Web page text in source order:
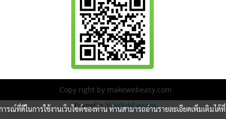
Copy right by makewebeasy.com
Powered by MakeWebEasy.com
ณ์ที่ดีในการใช้งานเว็บไซต์ของท่าน ท่านสามารถอ่านรายละเอียดเพิ่มเติมได้ที่